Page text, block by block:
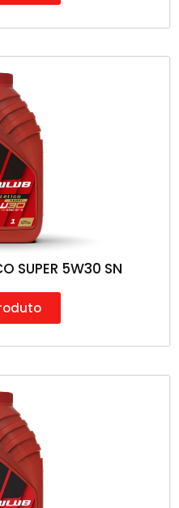
SUPER 5W30 SN